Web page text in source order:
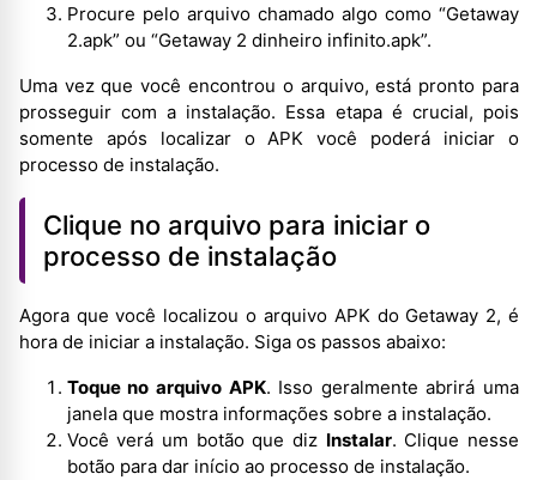
Procure pelo arquivo chamado algo como “Getaway
2.apk” ou “Getaway 2 dinheiro infinito.apk”.
Uma vez que você encontrou o arquivo, está pronto para
prosseguir com a instalação. Essa etapa é crucial, pois
somente após localizar o APK você poderá iniciar o
processo de instalação.
Clique no arquivo para iniciar o
processo de instalação
Agora que você localizou o arquivo APK do Getaway 2, é
hora de iniciar a instalação. Siga os passos abaixo:
Toque no arquivo APK. Isso geralmente abrirá uma
janela que mostra informações sobre a instalação.
Você verá um botão que diz Instalar. Clique nesse
botão para dar início ao processo de instalação.